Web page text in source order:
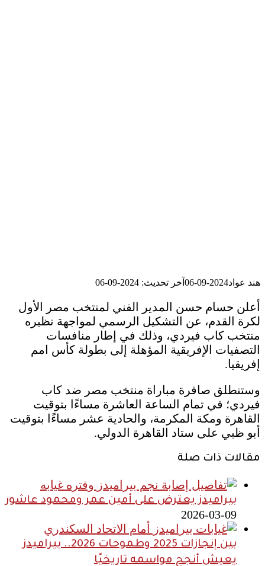
هند عواد2024-09-06 آخر تحديث: 2024-09-06
أعلن حسام حسن المدير الفني لمنتخب مصر الأول
لكرة القدم، عن التشكيل الرسمي لمواجهة نظيره
منتخب كاب فيردي، وذلك في إطار منافسات
التصفيات الإفريقية المؤهلة إلى بطولة كأس امم
إفريقيا.
وستنطلق صافرة مباراة منتخب مصر ضد كاب
فيردي؛ في تمام الساعة العاشرة مساءًا بتوقيت
القاهرة ومكة المكرمة، والحادية عشر مساءًا بتوقيت
أبو ظبي على ستاد القاهرة الدولي.
مقالات ذات صلة
بيراميدز يعترض على أمين عمر ومحمود عاشور
2026-03-09
بين إنجازات 2025 وطموحات 2026.. بيراميدز
يعيش أنجح مواسمه تاريخيًا